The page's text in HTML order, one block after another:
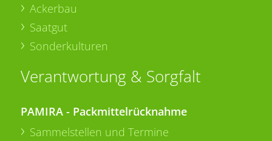
Ackerbau
Saatgut
Sonderkulturen
Verantwortung & Sorgfalt
PAMIRA - Packmittelrücknahme
Sammelstellen und Termine